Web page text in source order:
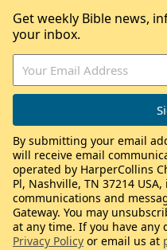
Get weekly Bible news,
your inbox.
By submitting your email
will receive email
operated by HarperCollins
Pl, Nashville, TN 37214
communications and
Gateway. You may
at any time. If you have any
Privacy Policy or email us at